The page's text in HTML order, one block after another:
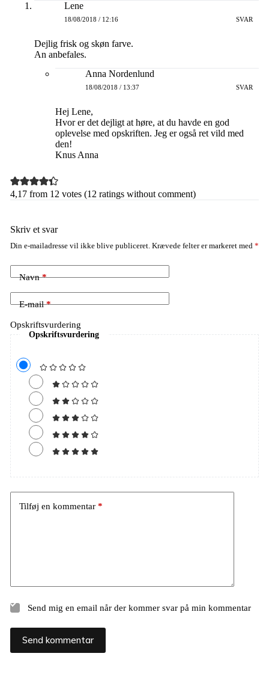
Lene
18/08/2018 / 12:16 SVAR
Dejlig frisk og skøn farve.
An anbefales.
Anna Nordenlund
18/08/2018 / 13:37 SVAR
Hej Lene,
Hvor er det dejligt at høre, at du havde en god
oplevelse med opskriften. Jeg er også ret vild med
den!
Knus Anna
4,17 from 12 votes (12 ratings without comment)
Skriv et svar
Din e-mailadresse vil ikke blive publiceret. Krævede felter er markeret med *
Navn*
E-mail*
Opskriftsvurdering
Opskriftsvurdering
Tilføj en kommentar *
Send mig en email når der kommer svar på min kommentar
Send kommentar